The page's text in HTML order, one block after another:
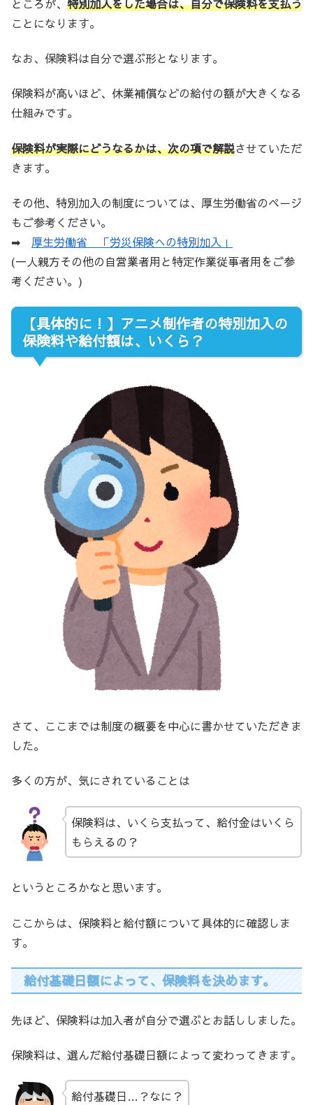
ところが、 特別加入をした場合は、自分で保険料を支払う
ことになります。
なお、保険料は自分で選ぶ形となります。
保険料が高いほど、休業補償などの給付の額が大きくなる
仕組みです。
保険料が実際にどうなるかは、次の項で解説させていただ
きます。
その他、特別加入の制度については、厚生労働省のページ
もご参考ください。
➡ 厚生労働省 「労災保険への特別加入」
(一人親方その他の自営業者用と特定作業従事者用をご参
考ください。)
【具体的に！】アニメ制作者の特別加入の
保険料や給付額は、いくら？
さて、ここまでは制度の概要を中心に書かせていただきま
した。
多くの方が、気にされていることは
保険料は、いくら支払って、給付金はいくら
もらえるの？
というところかなと思います。
ここからは、保険料と給付額について具体的に確認しま
す。
給付基礎日額によって、保険料を決めます。
先ほど、保険料は加入者が自分で選ぶとお話ししました。
保険料は、選んだ給付基礎日額によって変わってきます。
給付基礎日…？なに？